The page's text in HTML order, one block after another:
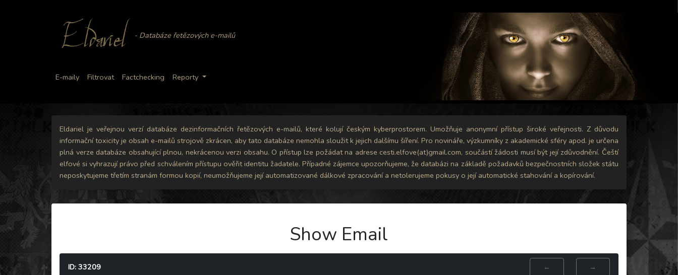
Eldariel - Databáze řetězových e-mailů
E-maily Filtrovat Factchecking Reporty
Eldariel je veřejnou verzí databáze dezinformačních řetězových e-mailů, které kolují českým kyberprostorem. Umožňuje anonymní přístup široké veřejnosti. Z důvodu
informační toxicity je obsah e-mailů strojově zkrácen, aby tato databáze nemohla sloužit k jejich dalšímu šíření. Pro novináře, výzkumníky z akademické sféry apod. je určena
plná verze databáze obsahující plnou, nekrácenou verzi obsahu. O přístup lze požádat na adrese cesti.elfove(at)gmail.com, součástí žádosti musí být její zdůvodnění. Čeští
elfové si vyhrazují právo před schválením přístupu ověřit identitu žadatele. Případné zájemce upozorňujeme, že databázi na základě požadavků bezpečnostních složek státu
neposkytujeme třetím stranám formou kopií, neumožňujeme její automatizované dálkové zpracování a netolerujeme pokusy o její automatické stahování a kopírování.
Show Email
ID: 33209 ← →